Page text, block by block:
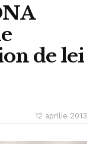
de lei
12 aprilie 2013